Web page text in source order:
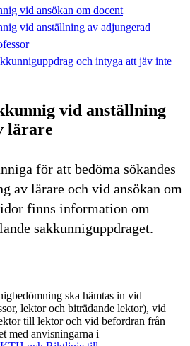
vid ansökan om docent
vid anställning av adjungerad
och intyga att jäv inte
vid anställning
lärare
för att bedöma sökandes
av lärare och vid ansökan om
finns information om
sakkunniguppdraget.
ska hämtas in vid
lektor och biträdande lektor), vid
till lektor och vid befordran från
med anvisningarna i